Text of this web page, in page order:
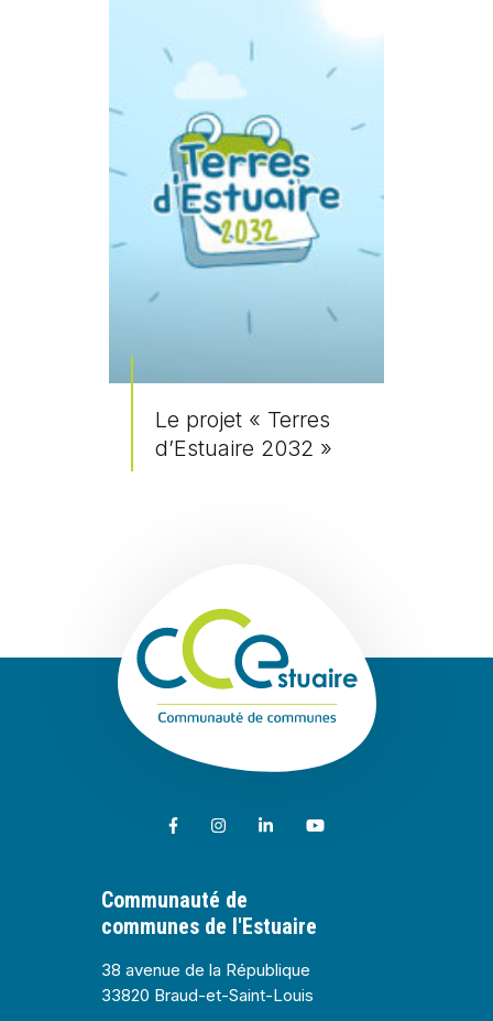
Le projet « Terres
d’Estuaire 2032 »
Lien vers le compte Facebook
Lien vers le compte Instagram
Lien vers le compte Linkedin
Lien vers la chaîne
Communauté de
communes de l'Estuaire
38 avenue de la République
33820 Braud-et-Saint-Louis